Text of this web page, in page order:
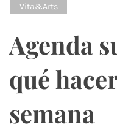
Vita&Arts
Agenda
qué
semana